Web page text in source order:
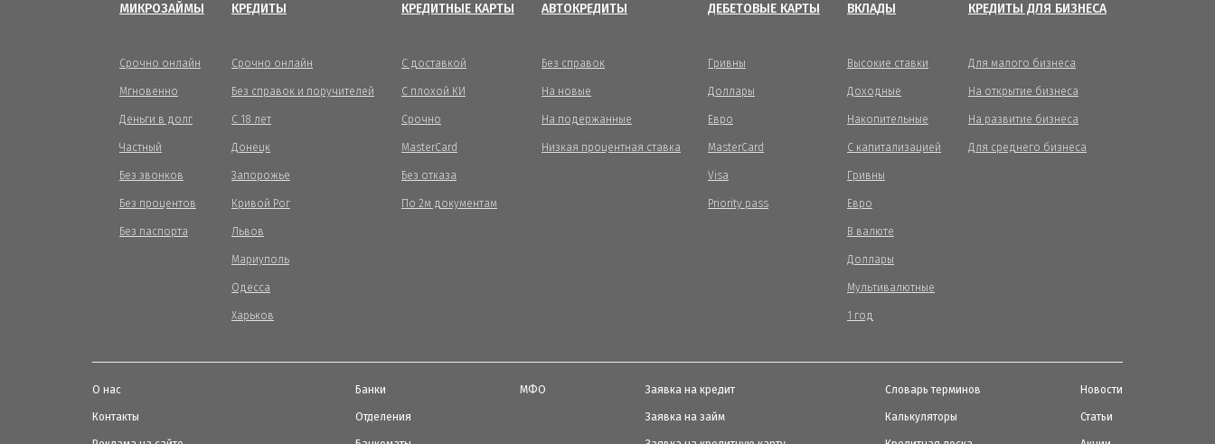
МИКРОЗАЙМЫ
Срочно онлайн
Мгновенно
Деньги в долг
Частный
Без звонков
Без процентов
Без паспорта
КРЕДИТЫ
Срочно онлайн
Без справок и поручителей
С 18 лет
Донецк
Запорожье
Кривой Рог
Львов
Мариуполь
Одесса
Харьков
КРЕДИТНЫЕ КАРТЫ
С доставкой
С плохой КИ
Срочно
MasterCard
Без отказа
По 2м документам
АВТОКРЕДИТЫ
Без справок
На новые
На подержанные
Низкая процентная ставка
ДЕБЕТОВЫЕ КАРТЫ
Гривны
Доллары
Евро
MasterCard
Visa
Priority pass
ВКЛАДЫ
Высокие ставки
Доходные
Накопительные
С капитализацией
Гривны
Евро
В валюте
Доллары
Мультивалютные
1 год
КРЕДИТЫ ДЛЯ БИЗНЕСА
Для малого бизнеса
На открытие бизнеса
На развитие бизнеса
Для среднего бизнеса
О нас
Контакты
Банки
Отделения
МФО Заявка на кредит
Заявка на займ
Словарь терминов
Калькуляторы
Новости
Статьи